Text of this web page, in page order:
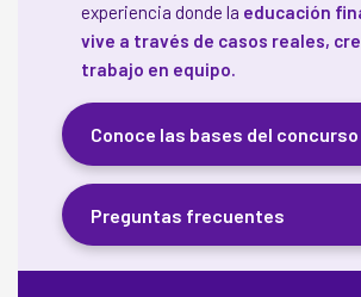
experiencia donde la educación
vive a través de casos reales,
trabajo en equipo.
Conoce las bases del concurso
Preguntas frecuentes